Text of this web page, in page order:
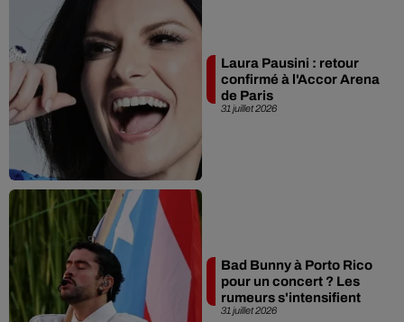
31 juillet 2026
Laura Pausini : retour
confirmé à l'Accor Arena
de Paris
31 juillet 2026
Bad Bunny à Porto Rico
pour un concert ? Les
rumeurs s'intensifient